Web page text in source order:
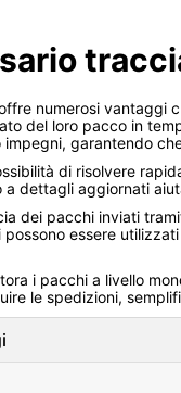
numerosi
del loro pacco in
garantendo
di risolvere
dettagli aggiornati
dei pacchi inviati
essere
i pacchi a livello
le spedizioni,